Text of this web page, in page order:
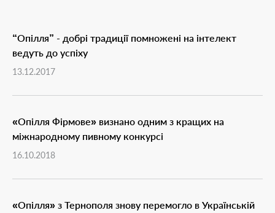
“Опілля” - добрі традиції помножені на інтелект
ведуть до успіху
13.12.2017
«Опілля Фірмове» визнано одним з кращих на
міжнародному пивному конкурсі
16.10.2018
«Опілля» з Тернополя знову перемогло в Українській